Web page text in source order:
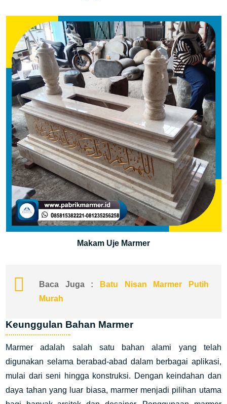
Makam Uje Marmer
Baca Juga :
Batu Nisan Marmer Putih
Murah
Keunggulan Bahan Marmer
Marmer adalah salah satu bahan alami yang telah
digunakan selama berabad-abad dalam berbagai aplikasi,
mulai dari seni hingga konstruksi. Dengan keindahan dan
daya tahan yang luar biasa, marmer menjadi pilihan utama